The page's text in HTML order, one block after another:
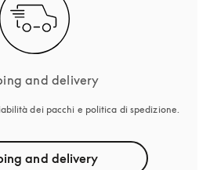
and delivery
dei pacchi e politica di spedizione.
and delivery